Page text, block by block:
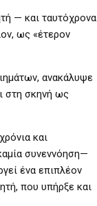
— και ταυτόχρονα
ως «έτερον
ανακάλυψε
στη σκηνή ως
και
συνεννόηση—
ένα επιπλέον
που υπήρξε και